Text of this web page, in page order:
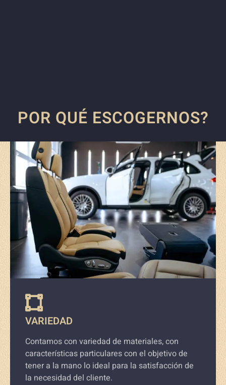
POR QUÉ ESCOGERNOS?
VARIEDAD
Contamos con variedad de materiales, con
características particulares con el objetivo de
tener a la mano lo ideal para la satisfacción de
la necesidad del cliente.